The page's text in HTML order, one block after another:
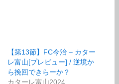
【第13節】FC今治 – カター
レ富山[プレビュー] / 逆境か
ら挽回できらーか？
カターレ富山2024